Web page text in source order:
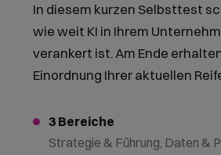
In diesem kurzen Selbsttest
wie weit KI in Ihrem
verankert ist. Am Ende
Einordnung Ihrer aktuellen
3 Bereiche
Strategie & Führung, Daten &